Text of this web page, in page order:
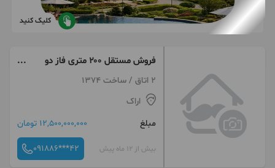
کلیک کنید
فروش مستقل ۲۰۰ متری فاز دو
هپکو
2 اتاق / ساخت 1374
اراک
مبلغ
12,500,000,000 تومان
بیش از 12 ماه پیش 091886***42